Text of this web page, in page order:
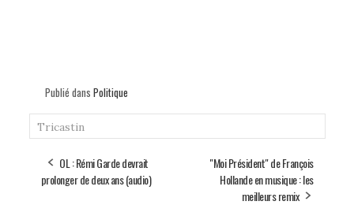
Publié dans Politique
Tricastin
OL : Rémi Garde devrait
prolonger de deux ans (audio)
"Moi Président" de François
Hollande en musique : les
meilleurs remix